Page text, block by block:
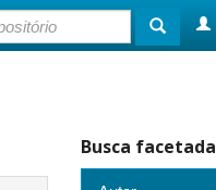
Busca facetada